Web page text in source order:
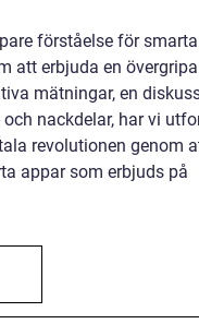
förståelse för
att erbjuda en
mätningar, en
nackdelar, har vi
revolutionen genom
appar som erbjuds på